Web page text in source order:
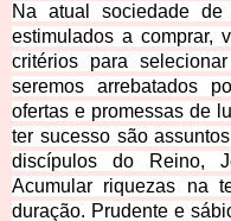
Na atual sociedade de
estimulados a comprar,
critérios para
seremos arrebatados
ofertas e promessas de
ter sucesso são
discípulos do Reino,
Acumular riquezas na
duração. Prudente e